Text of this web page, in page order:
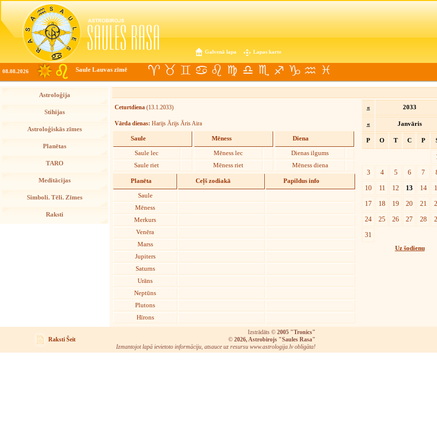
Galvenā lapa Lapas karte
08.08.2026 Saule Lauvas zīmē
Astroloģija
Stihijas
Astroloģiskās zīmes
Planētas
TARO
Meditācijas
Simboli. Tēli. Zīmes
Raksti
Ceturtdiena (13.1.2033)
Vārda dienas: Harijs Ārijs Āris Aira
Saule
Saule lec
Saule riet
Mēness
Mēness lec
Mēness riet
Diena
Dienas ilgums
Mēness diena
Planēta Ceļš zodiakā Papildus info
Saule
Mēness
Merkurs
Venēra
Marss
Jupiters
Saturns
Urāns
Neptūns
Plutons
Hīrons
« 2033
« Janvāris
P O T C P
3
4 5 6 7
10
11 12 13 14
17
18 19 20 21
24
25 26 27 28
31
Uz šodienu
Raksti Šeit
Izstrādāts © 2005 "Tronics"
© 2026, Astrobirojs "Saules Rasa"
Izmantojot lapā ievietoto informāciju, atsauce uz resursu www.astrologija.lv obligāta!